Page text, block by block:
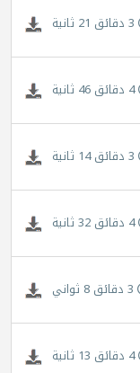
3 دقائق 21 ثانية
4 دقائق 46 ثانية
3 دقائق 14 ثانية
4 دقائق 32 ثانية
3 دقائق 8 ثواني
4 دقائق 13 ثانية